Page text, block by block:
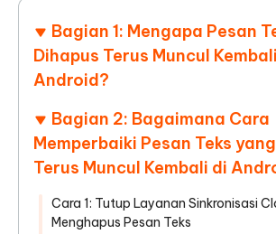
Bagian 1: Mengapa Pesan
Dihapus Terus Muncul
Android?
Bagian 2: Bagaimana Cara
Memperbaiki Pesan Teks
Terus Muncul Kembali di
Cara 1: Tutup Layanan Sinkronisasi
Menghapus Pesan Teks